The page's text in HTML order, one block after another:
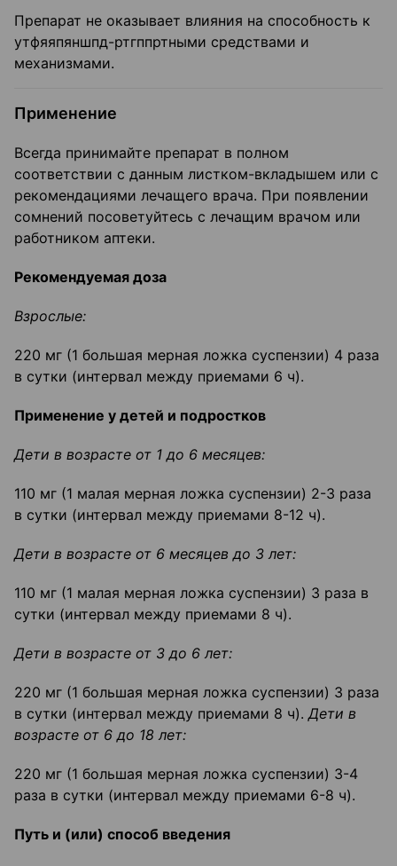
Препарат не оказывает влияния на способность к
утфяяпяншпд-ртгппртными средствами и
механизмами.
Применение
Всегда принимайте препарат в полном
соответствии с данным листком-вкладышем или с
рекомендациями лечащего врача. При появлении
сомнений посоветуйтесь с лечащим врачом или
работником аптеки.
Рекомендуемая доза
Взрослые:
220 мг (1 большая мерная ложка суспензии) 4 раза
в сутки (интервал между приемами 6 ч).
Применение у детей и подростков
Дети в возрасте от 1 до 6 месяцев:
110 мг (1 малая мерная ложка суспензии) 2-3 раза
в сутки (интервал между приемами 8-12 ч).
Дети в возрасте от 6 месяцев до 3 лет:
110 мг (1 малая мерная ложка суспензии) 3 раза в
сутки (интервал между приемами 8 ч).
Дети в возрасте от 3 до 6 лет:
220 мг (1 большая мерная ложка суспензии) 3 раза
в сутки (интервал между приемами 8 ч).Дети в
возрасте от 6 до 18 лет:
220 мг (1 большая мерная ложка суспензии) 3-4
раза в сутки (интервал между приемами 6-8 ч).
Путь и (или) способ введения